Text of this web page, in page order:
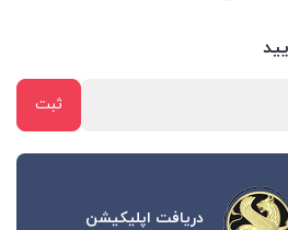
دریافت اپلیکیشن